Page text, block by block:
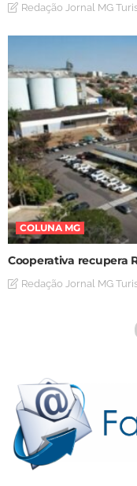
Redação Jornal MG
COLUNA MG
Cooperativa recupera
Redação Jornal MG